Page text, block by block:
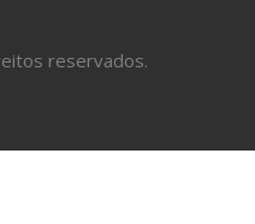
reservados.